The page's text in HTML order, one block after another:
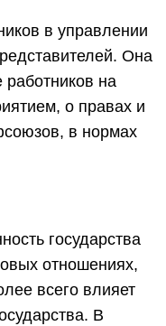
в управлении
Она
на
о правах и
в нормах
государства
отношениях,
всего влияет
В